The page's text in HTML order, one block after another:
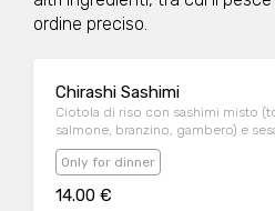
ordine preciso.
Chirashi Sashimi
Ciotola di riso con sashimi misto
salmone, branzino, gambero) e
Only for dinner
14.00 €